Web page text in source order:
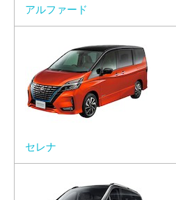
アルファード
セレナ